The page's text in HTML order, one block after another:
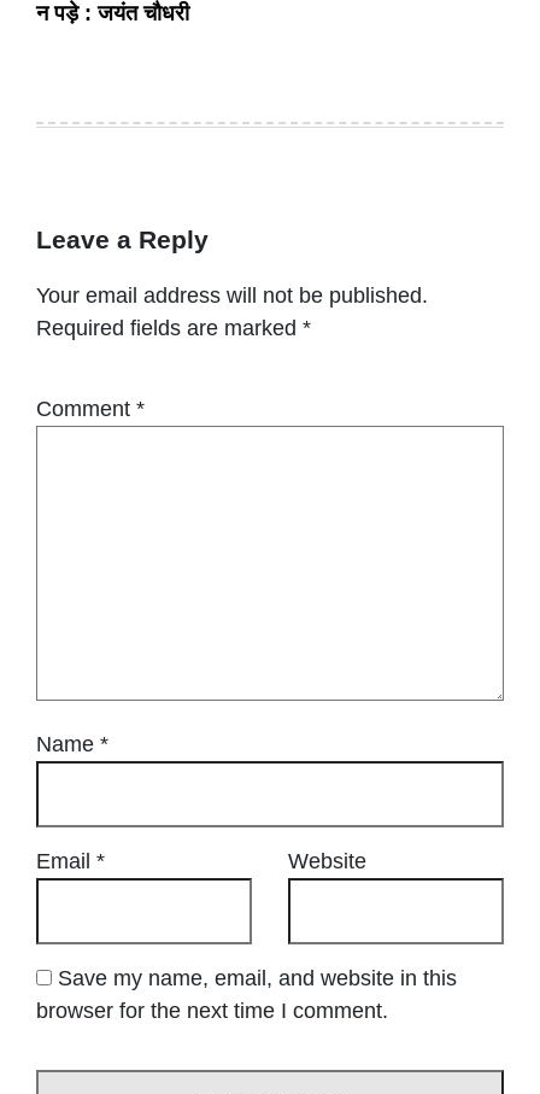
न पड़े : जयंत चौधरी
Leave a Reply
Your email address will not be published.
Required fields are marked *
Comment *
Name *
Email * Website
Save my name, email, and website in this
browser for the next time I comment.